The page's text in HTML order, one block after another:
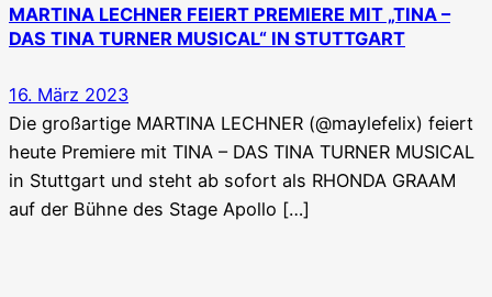
MARTINA LECHNER FEIERT PREMIERE MIT „TINA –
DAS TINA TURNER MUSICAL“ IN STUTTGART
16. März 2023
Die großartige MARTINA LECHNER (@maylefelix) feiert
heute Premiere mit TINA – DAS TINA TURNER MUSICAL
in Stuttgart und steht ab sofort als RHONDA GRAAM
auf der Bühne des Stage Apollo […]